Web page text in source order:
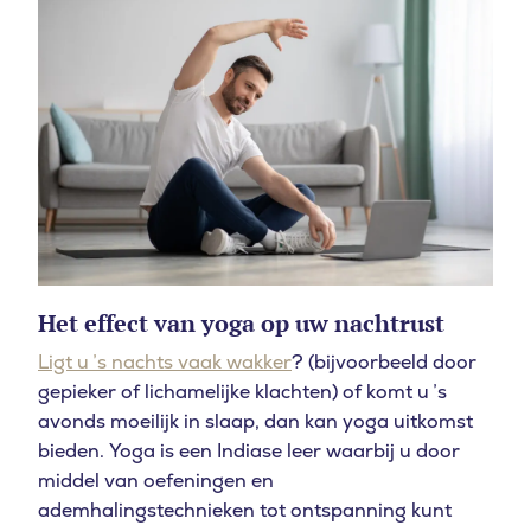
Het effect van yoga op uw nachtrust
Ligt u ’s nachts vaak wakker? (bijvoorbeeld door
gepieker of lichamelijke klachten) of komt u ’s
avonds moeilijk in slaap, dan kan yoga uitkomst
bieden. Yoga is een Indiase leer waarbij u door
middel van oefeningen en
ademhalingstechnieken tot ontspanning kunt